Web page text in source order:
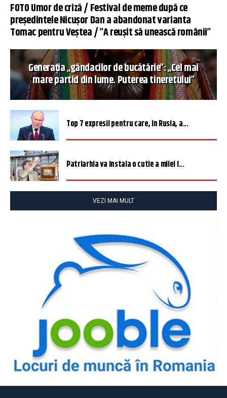
FOTO Umor de criză / Festival de meme după ce
președintele Nicușor Dan a abandonat varianta
Tomac pentru Veștea / ”A reușit să unească românii”
Generația „gândacilor de bucătărie”: „Cel mai
mare partid din lume. Puterea tineretului”
Top 7 expresii pentru care, în Rusia, a...
Patriarhia va instala o cutie a milei î...
VEZI MAI MULT